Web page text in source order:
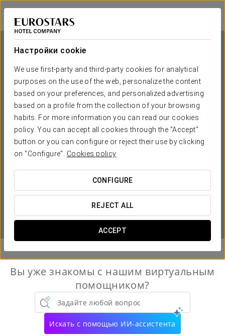
Настройки cookie
We use first-party and third-party cookies for analytical
purposes on the use of the web, personalize the content
based on your preferences, and personalized advertising
based on a profile from the collection of your browsing
habits. For more information you can read our cookies
policy. You can accept all cookies through the "Accept"
button or you can configure or reject their use by clicking
on "Configure". Cookies policy
CONFIGURE
REJECT ALL
ACCEPT
Exe Paris Centre
ПАРИЖ
Exe Paris Centre
ПАРИЖ
 
Вы уже знакомы с нашим виртуальным
помощником?
Задайте любой вопрос
Искать с помощью ИИ-ассистента